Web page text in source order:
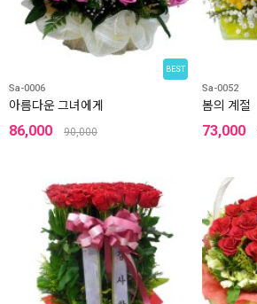
BEST
Sa-0006
아름다운 그녀에게
86,000 90,000
Sa-0052
봄의 계절
73,000